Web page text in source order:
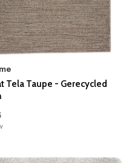
Tela Taupe - Gerecycled